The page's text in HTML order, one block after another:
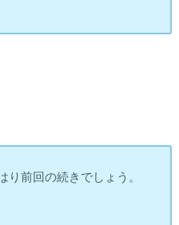
り前回の続きでしょう。